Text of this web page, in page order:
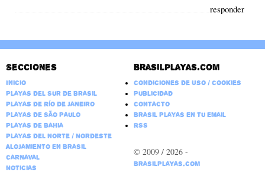
responder
Secciones
Inicio
Playas del Sur de Brasil
Playas de Río de Janeiro
Playas de São Paulo
Playas de Bahia
Playas del Norte / Nordeste
Alojamiento en Brasil
Carnaval
Noticias
Brasilplayas.com
Condiciones de Uso / Cookies
Publicidad
Contacto
Brasil Playas en tu email
RSS
© 2009 / 2026 -
BrasilPlayas.com